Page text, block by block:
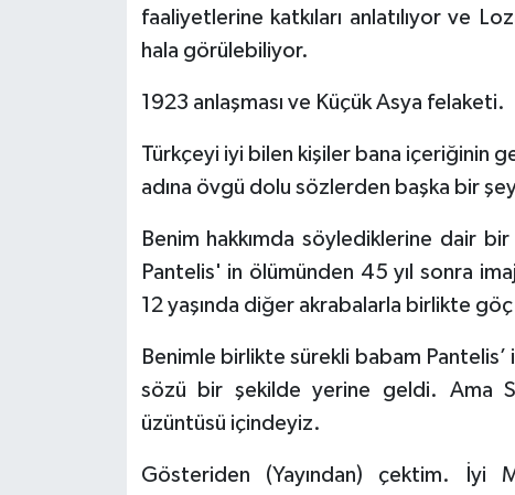
faaliyetlerine katkıları anlatılıyor ve
hala görülebiliyor.
1923 anlaşması ve Küçük Asya felaketi.
Türkçeyi iyi bilen kişiler bana içeriğinin
adına övgü dolu sözlerden başka bir
Benim hakkımda söylediklerine dair
Pantelis' in ölümünden 45 yıl sonra
12 yaşında diğer akrabalarla birlikte
Benimle birlikte sürekli babam
sözü bir şekilde yerine geldi. Ama
üzüntüsü içindeyiz.
Gösteriden (Yayından) çektim. İyi